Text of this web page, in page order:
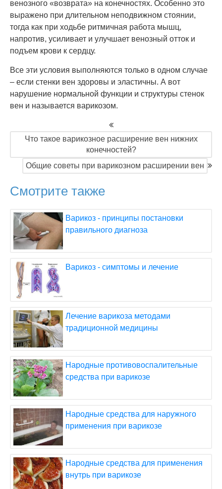
венозного «возврата» на конечностях. Особенно это
выражено при длительном неподвижном стоянии,
тогда как при ходьбе ритмичная работа мышц,
напротив, усиливает и улучшает венозный отток и
подъем крови к сердцу.
Все эти условия выполняются только в одном случае
– если стенки вен здоровы и эластичны. А вот
нарушение нормальной функции и структуры стенок
вен и называется варикозом.
Что такое варикозное расширение вен нижних
конечностей?
Общие советы при варикозном расширении вен
Смотрите также
Варикоз - принципы постановки
правильного диагноза
Варикоз - симптомы и лечение
Лечение варикоза методами
традиционной медицины
Народные противовоспалительные
средства при варикозе
Народные средства для наружного
применения при варикозе
Народные средства для применения
внутрь при варикозе